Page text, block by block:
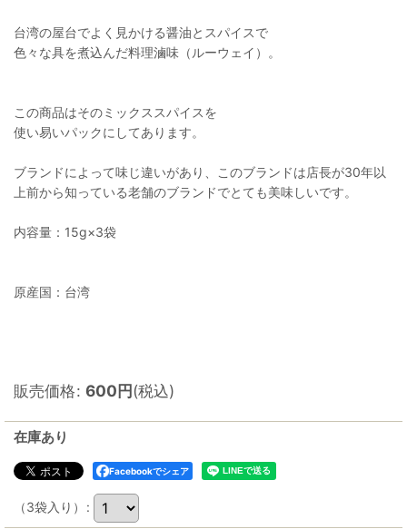
台湾の屋台でよく見かける醤油とスパイスで
色々な具を煮込んだ料理滷味（ルーウェイ）。
この商品はそのミックススパイスを
使い易いパックにしてあります。
ブランドによって味じ違いがあり、このブランドは店長が30年以
上前から知っている老舗のブランドでとても美味しいです。
内容量：15g×3袋
原産国：台湾
販売価格: 600円(税込)
在庫あり
Facebookでシェア
（3袋入り） :